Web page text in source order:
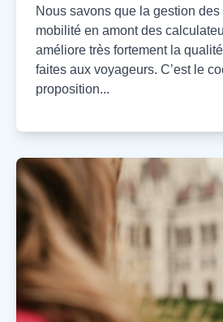
Nous savons que la gestion
mobilité en amont des
améliore très fortement la
faites aux voyageurs. C’est le
proposition...